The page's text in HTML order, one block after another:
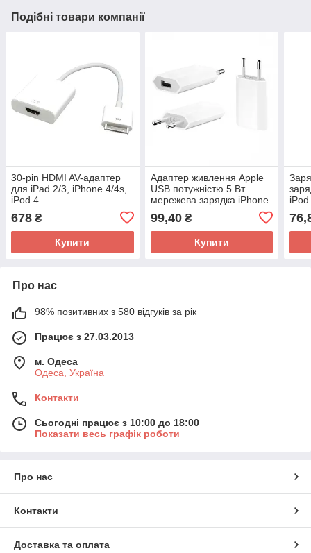
Подібні товари компанії
30-pin HDMI AV-адаптер
для iPad 2/3, iPhone 4/4s,
iPod 4
678 ₴
Купити
Адаптер живлення Apple
USB потужністю 5 Вт
мережева зарядка iPhone
99,40₴
Купити
iPod
Про нас
98% позитивних з 580 відгуків за рік
Працює з 27.03.2013
м. Одеса
Одеса, Україна
Контакти
Сьогодні працює з 10:00 до 18:00
Показати весь графік роботи
Про нас
Контакти
Доставка та оплата